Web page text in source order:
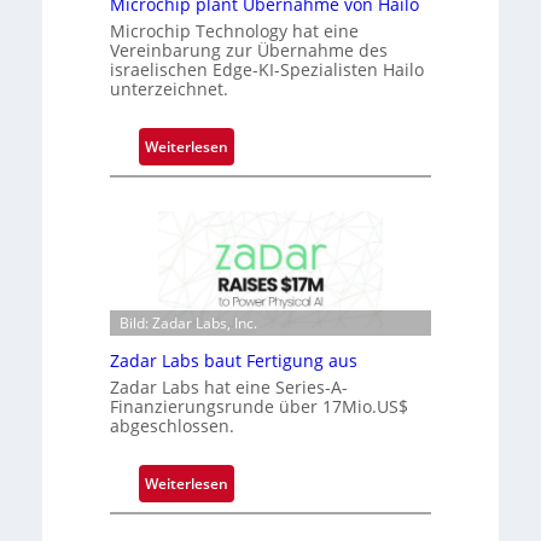
n
e
ü
b
r
n
t
D
a
r
k
V
i
i
n
Microchip Technology hat eine
Vereinbarung zur Übernahme des
israelischen Edge-KI-Spezialisten Hailo
unterzeichnet.
Weiterlesen
M
r
o
c
h
p
p
l
n
t
Bild: Zadar Labs, Inc.
Zadar Labs baut Fertigung aus
Zadar Labs hat eine Series-A-
Finanzierungsrunde über 17Mio.US$
abgeschlossen.
Weiterlesen
Z